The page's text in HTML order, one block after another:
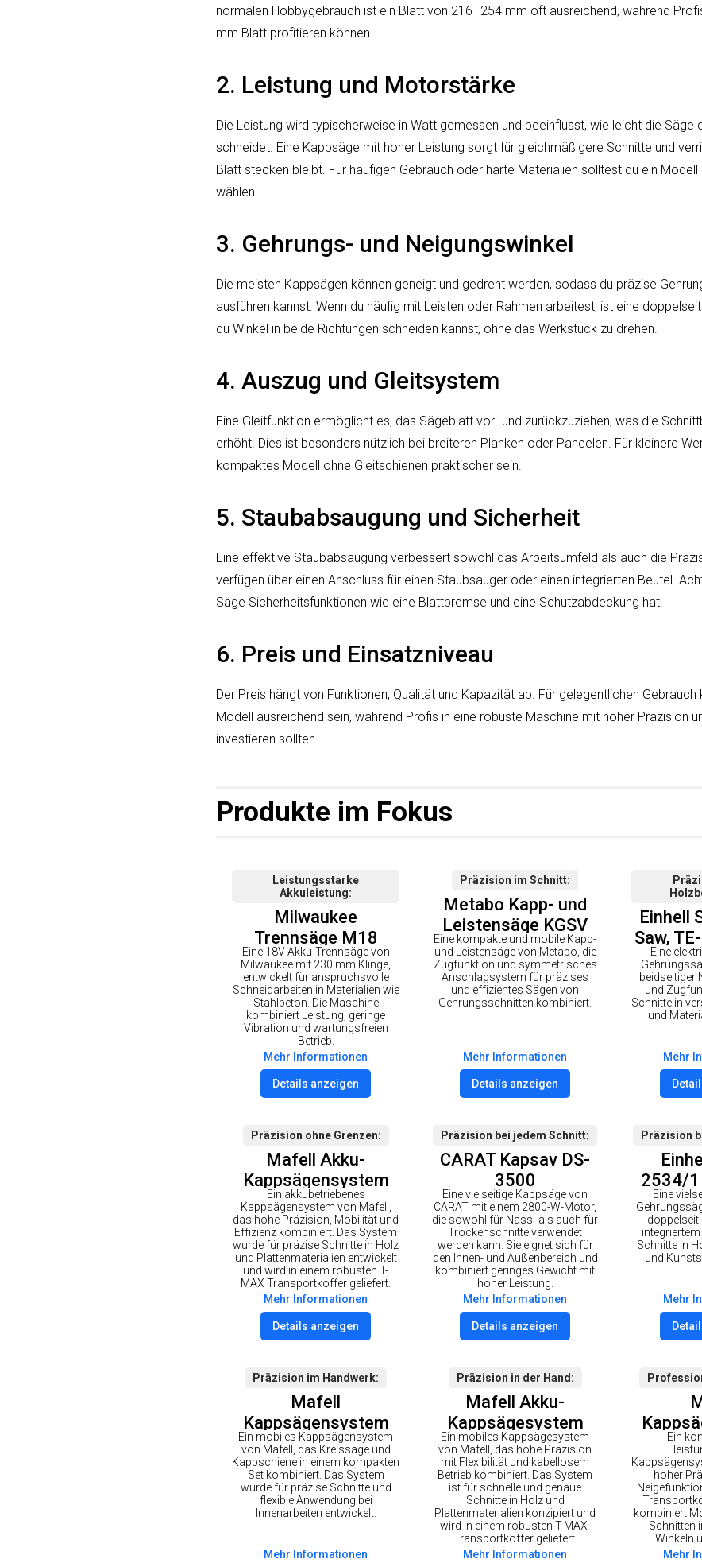
normalen Hobbygebrauch ist ein Blatt von 216–254 mm oft ausreichend, während
mm Blatt profitieren können.
2. Leistung und Motorstärke
Die Leistung wird typischerweise in Watt gemessen und beeinflusst, wie leicht die Säge
schneidet. Eine Kappsäge mit hoher Leistung sorgt für gleichmäßigere Schnitte und
Blatt stecken bleibt. Für häufigen Gebrauch oder harte Materialien solltest du ein
wählen.
3. Gehrungs- und Neigungswinkel
Die meisten Kappsägen können geneigt und gedreht werden, sodass du präzise
ausführen kannst. Wenn du häufig mit Leisten oder Rahmen arbeitest, ist eine
du Winkel in beide Richtungen schneiden kannst, ohne das Werkstück zu drehen.
4. Auszug und Gleitsystem
Eine Gleitfunktion ermöglicht es, das Sägeblatt vor- und zurückzuziehen, was die
erhöht. Dies ist besonders nützlich bei breiteren Planken oder Paneelen. Für kleinere
kompaktes Modell ohne Gleitschienen praktischer sein.
5. Staubabsaugung und Sicherheit
Eine effektive Staubabsaugung verbessert sowohl das Arbeitsumfeld als auch die
verfügen über einen Anschluss für einen Staubsauger oder einen integrierten Beutel.
Säge Sicherheitsfunktionen wie eine Blattbremse und eine Schutzabdeckung hat.
6. Preis und Einsatzniveau
Der Preis hängt von Funktionen, Qualität und Kapazität ab. Für gelegentlichen Gebrauch
Modell ausreichend sein, während Profis in eine robuste Maschine mit hoher Präzision
investieren sollten.
Produkte im Fokus
Leistungsstarke
Akkuleistung
Milwaukee
Trennsäge M18
FCOS230-0
Eine 18V Akku-Trennsäge von
Milwaukee mit 230 mm Klinge,
entwickelt für anspruchsvolle
Schneidarbeiten in Materialien wie
Stahlbeton. Die Maschine
kombiniert Leistung, geringe
Vibration und wartungsfreien
Betrieb.
Details anzeigen
Mehr Informationen
Präzision im Schnitt
Metabo Kapp- und
Leisten­säge KGSV
72 XACT SYM
Eine kompakte und mobile Kapp-
und Leisten­säge von Metabo, die
Zugfunktion und symmetrisches
Anschlagsystem für präzises
und effizientes Sägen von
Gehrungsschnitten kombiniert.
Details anzeigen
Mehr Informationen
Einhell
Saw,
Eine
beidseitiger
und
Schnitte in
und
Mehr
Präzision ohne Grenzen
Mafell Akku-
Kappsägensystem
KSS 40 18M bl PURE
im T-MAX Koffer
Ein akkubetriebenes
Kappsägensystem von Mafell,
das hohe Präzision, Mobilität und
Effizienz kombiniert. Das System
wurde für präzise Schnitte in Holz
und Plattenmaterialien entwickelt
und wird in einem robusten T-
MAX Transportkoffer geliefert.
Details anzeigen
Mehr Informationen
Präzision bei jedem Schnitt
CARAT Kapsav DS-
3500
Eine vielseitige Kappsäge von
CARAT mit einem 2800-W-Motor,
die sowohl für Nass- als auch für
Trockenschnitte verwendet
werden kann. Sie eignet sich für
den Innen- und Außenbereich und
kombiniert geringes Gewicht mit
hoher Leistung.
Details anzeigen
Mehr Informationen
Präzision
2534/1
und
mit
Eine
Schnitte in
und
Mehr
Präzision im Handwerk
Mafell
Kappsägensystem
KSS 300 MidiMAX im
T-MAX Koffer
Ein mobiles Kappsägensystem
von Mafell, das Kreissäge und
Kappschiene in einem kompakten
Set kombiniert. Das System
wurde für präzise Schnitte und
flexible Anwendung bei
Innenarbeiten entwickelt.
Mehr Informationen
Präzision in der Hand
Mafell Akku-
Kappsägesystem
KSS 40 18M bl im T-
MAX
Ein mobiles Kappsägesystem
von Mafell, das hohe Präzision
mit Flexibilität und kabellosem
Betrieb kombiniert. Das System
ist für schnelle und genaue
Schnitte in Holz und
Plattenmaterialien konzipiert und
wird in einem robusten T-MAX-
Transportkoffer geliefert.
Mehr Informationen
Ein
hoher
kombiniert
Schnitten
Winkeln
Mehr